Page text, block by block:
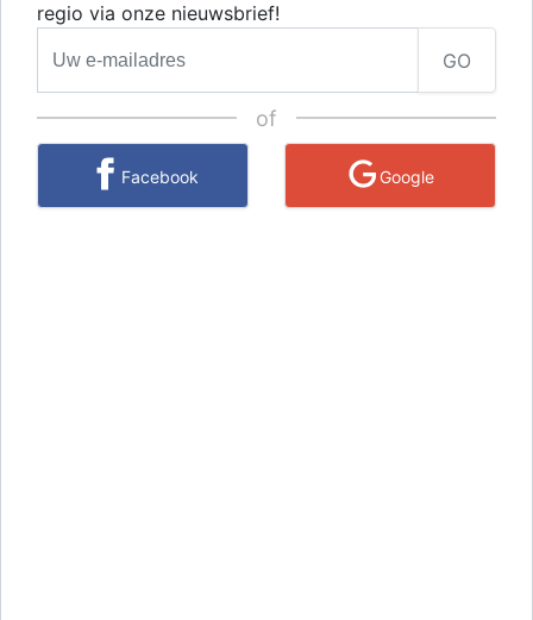
regio via onze nieuwsbrief!
GO
of
Facebook Google